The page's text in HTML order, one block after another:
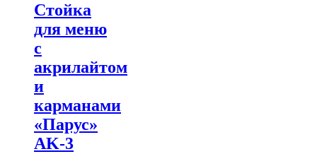
Cтойка
для меню
с
акрилайтом
и
карманами
«Парус»
AK-3